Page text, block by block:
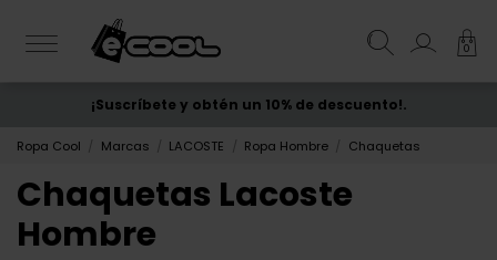
0
ENVÍO GRATIS desde 50€
¡Suscríbete y obtén un 10% de descuento!.
Ropa Cool Marcas LACOSTE Ropa Hombre Chaquetas
Chaquetas Lacoste
Hombre